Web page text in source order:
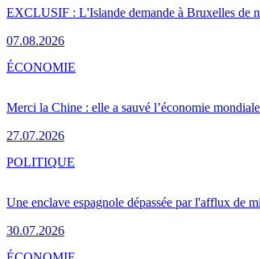
EXCLUSIF : L'Islande demande à Bruxelles de
07.08.2026
Merci la Chine : elle a sauvé l’économie mondiale
27.07.2026
ÉCONOMIE
Une enclave espagnole dépassée par l'afflux de
30.07.2026
POLITIQUE